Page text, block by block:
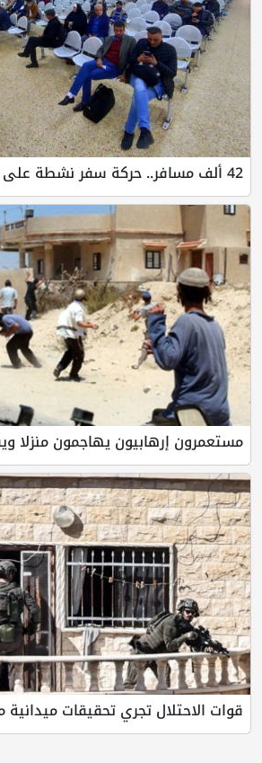
42 ألف مسافر.. حركة سفر نشطة على معبر ال...
مستعمرون إرهابيون يهاجمون منزلا
قوات الاحتلال تجري تحقيقات